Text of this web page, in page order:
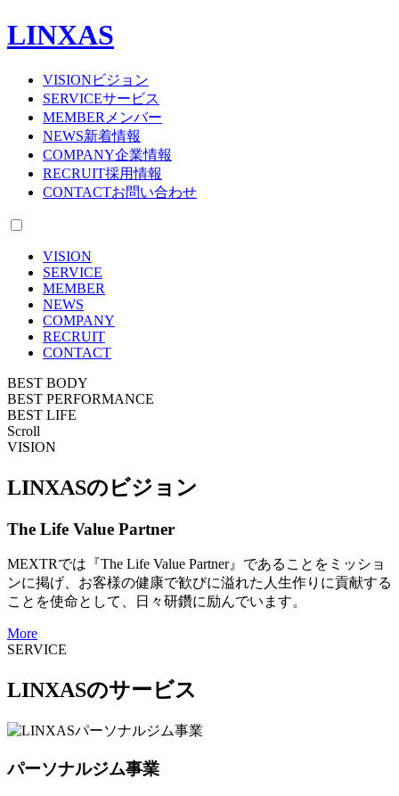
LINXAS
VISION ビジョン
SERVICEサービス
MEMBER メンバー
NEWS新着情報
COMPANY企業情報
RECRUIT採用情報
CONTACTお問い合わせ
VISION
SERVICE
MEMBER
NEWS
COMPANY
RECRUIT
CONTACT
BEST BODY
BEST PERFORMANCE
BEST LIFE
Scroll
VISION
LINXASのビジョン
The Life Value Partner
MEXTRでは『The Life Value Partner』であることをミッショ
ンに掲げ、お客様の健康で歓びに溢れた人生作りに貢献する
ことを使命として、日々研鑽に励んでいます。
More
SERVICE
LINXASのサービス
パーソナルジム事業